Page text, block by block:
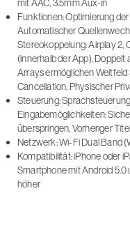
mit AAC, 3.5mm Aux-in
Funktionen: Optimierung
Automatischer
Stereokoppelung: Airplay 2,
(innerhalb der App),
Arrays ermöglichen
Cancellation, Physischer
Steuerung:
Eingabemöglichkeiten:
überspringen, Vorheriger
Netzwerk: Wi-Fi Dual Band
Kompatibilität: iPhone oder
Smartphone mit Android 5.0
höher